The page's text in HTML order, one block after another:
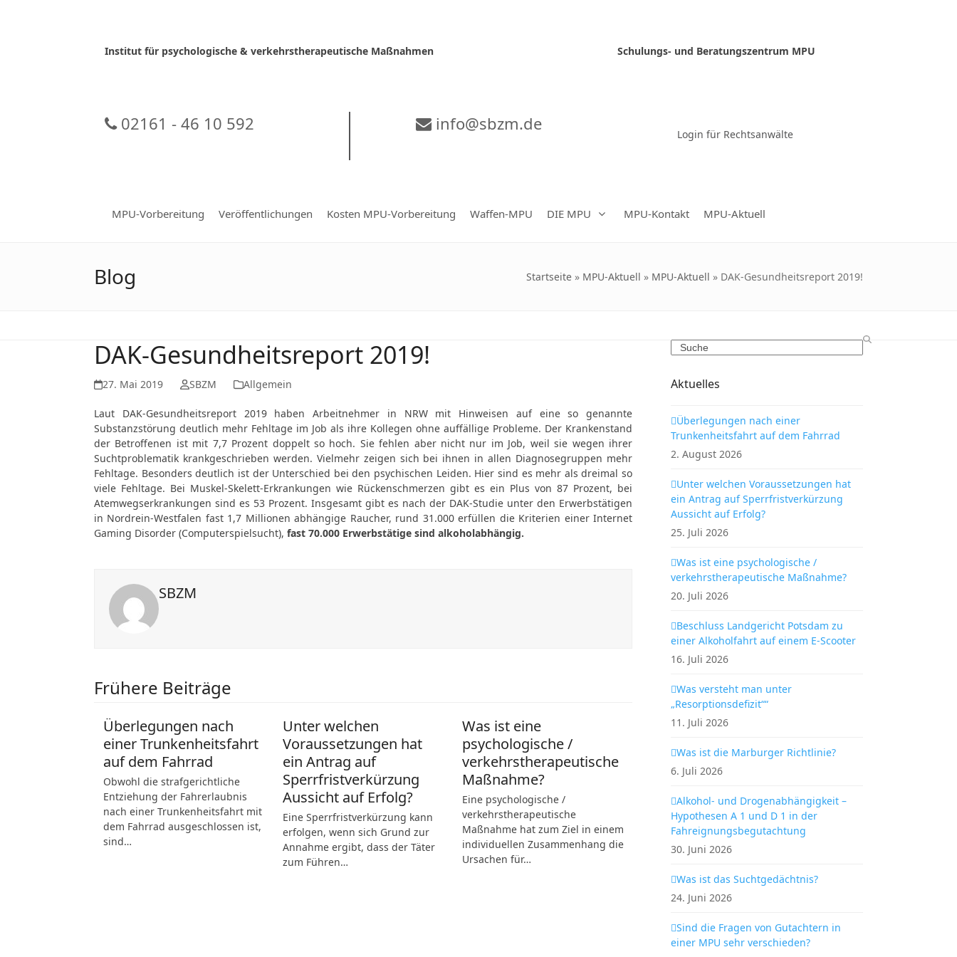
Institut für psychologische & verkehrstherapeutische Maßnahmen
Schulungs- und Beratungszentrum MPU
02161 - 46 10 592 info@sbzm.de
Login für Rechtsanwälte
MPU-Vorbereitung Veröffentlichungen Kosten MPU-Vorbereitung Waffen-MPU DIE MPU MPU-Kontakt MPU-Aktuell
Blog Startseite » MPU-Aktuell » MPU-Aktuell » DAK-Gesundheitsreport 2019!
DAK-Gesundheitsreport 2019!
27. Mai 2019 SBZM Allgemein
Laut DAK-Gesundheitsreport 2019 haben Arbeitnehmer in NRW mit Hinweisen auf eine so genannte
Substanzstörung deutlich mehr Fehltage im Job als ihre Kollegen ohne auffällige Probleme. Der Krankenstand
der Betroffenen ist mit 7,7 Prozent doppelt so hoch. Sie fehlen aber nicht nur im Job, weil sie wegen ihrer
Suchtproblematik krankgeschrieben werden. Vielmehr zeigen sich bei ihnen in allen Diagnosegruppen mehr
Fehltage. Besonders deutlich ist der Unterschied bei den psychischen Leiden. Hier sind es mehr als dreimal so
viele Fehltage. Bei Muskel-Skelett-Erkrankungen wie Rückenschmerzen gibt es ein Plus von 87 Prozent, bei
Atemwegserkrankungen sind es 53 Prozent. Insgesamt gibt es nach der DAK-Studie unter den Erwerbstätigen
in Nordrein-Westfalen fast 1,7 Millionen abhängige Raucher, rund 31.000 erfüllen die Kriterien einer Internet
Gaming Disorder (Computerspielsucht), fast 70.000 Erwerbstätige sind alkoholabhängig.
SBZM
Frühere Beiträge
Überlegungen nach
einer Trunkenheitsfahrt
auf dem Fahrrad
Obwohl die strafgerichtliche
Entziehung der Fahrerlaubnis
nach einer Trunkenheitsfahrt mit
dem Fahrrad ausgeschlossen ist,
sind…
Unter welchen
Voraussetzungen hat
ein Antrag auf
Sperrfristverkürzung
Aussicht auf Erfolg?
Eine Sperrfristverkürzung kann
erfolgen, wenn sich Grund zur
Annahme ergibt, dass der Täter
zum Führen…
Was ist eine
psychologische /
verkehrstherapeutische
Maßnahme?
Eine psychologische /
verkehrstherapeutische
Maßnahme hat zum Ziel in einem
individuellen Zusammenhang die
Ursachen für…
Search
Aktuelles
Überlegungen nach einer
Trunkenheitsfahrt auf dem Fahrrad
2. August 2026
Unter welchen Voraussetzungen hat
ein Antrag auf Sperrfristverkürzung
Aussicht auf Erfolg?
25. Juli 2026
Was ist eine psychologische /
verkehrstherapeutische Maßnahme?
20. Juli 2026
Beschluss Landgericht Potsdam zu
einer Alkoholfahrt auf einem E-Scooter
16. Juli 2026
Was versteht man unter
„Resorptionsdefizit““
11. Juli 2026
Was ist die Marburger Richtlinie?
6. Juli 2026
Alkohol- und Drogenabhängigkeit –
Hypothesen A 1 und D 1 in der
Fahreignungsbegutachtung
30. Juni 2026
Was ist das Suchtgedächtnis?
24. Juni 2026
Sind die Fragen von Gutachtern in
einer MPU sehr verschieden?